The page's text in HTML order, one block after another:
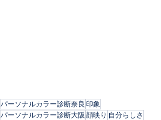
パーソナルカラー診断奈良 印象
パーソナルカラー診断大阪 顔映り 自分らしさ